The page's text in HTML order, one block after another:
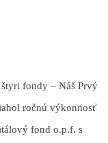
fondy – Náš Prvý
ročnú výkonnosť
fond o.p.f. s